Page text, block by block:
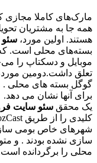
مارک‌های کاملا مجازی که
همه جا به مشتریان
هستند. اولین مورد،
بسته‌های محلی است.
موبایل و دسکتاپ را
تعلق داشت.دومین
گوگل بسته های محلی .
برای آنها نشان می دهد.
یک محقق سئو سایت
شهرهای خاص بومی
سازی نشده بودند . و
محلی را برگردانده